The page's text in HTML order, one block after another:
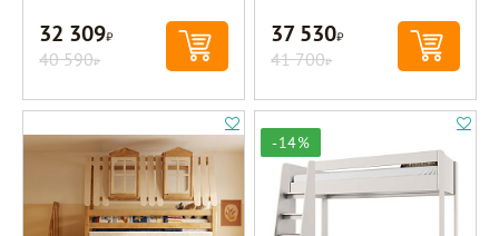
32 309Р
40 590Р
37 530Р
41 700Р
-14%